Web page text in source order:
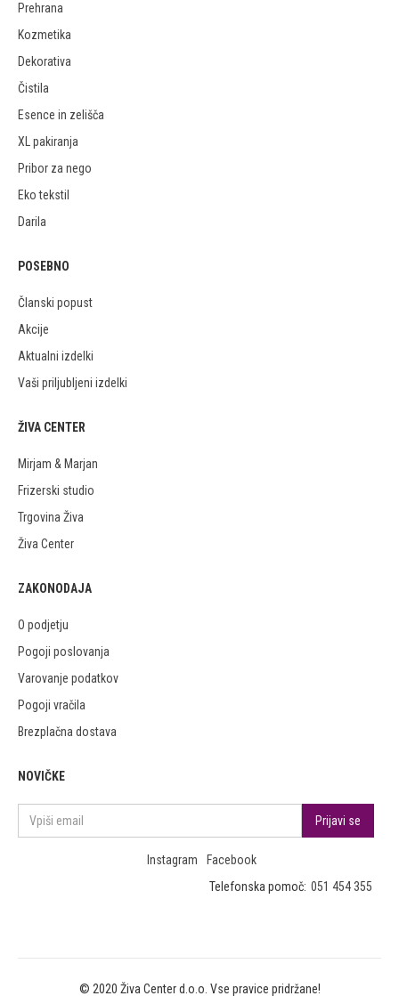
Prehrana
Kozmetika
Dekorativa
Čistila
Esence in zelišča
XL pakiranja
Pribor za nego
Eko tekstil
Darila
POSEBNO
Članski popust
Akcije
Aktualni izdelki
Vaši priljubljeni izdelki
ŽIVA CENTER
Mirjam & Marjan
Frizerski studio
Trgovina Živa
Živa Center
ZAKONODAJA
O podjetju
Pogoji poslovanja
Varovanje podatkov
Pogoji vračila
Brezplačna dostava
NOVIČKE
Instagram
Facebook
Telefonska pomoč: 051 454 355
© 2020 Živa Center d.o.o. Vse pravice pridržane!